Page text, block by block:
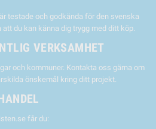
testade och godkända för den svenska
du kan känna dig trygg med ditt köp.
VERKSAMHET
och kommuner. Kontakta oss gärna om
önskemål kring ditt projekt.
får du: